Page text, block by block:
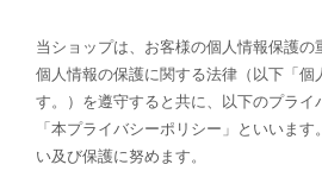
当ショップは、お客様の個人情報保護の
個人情報の保護に関する法律（以下「個
す。）を遵守すると共に、以下のプライ
「本プライバシーポリシー」といいま
い及び保護に努めます。